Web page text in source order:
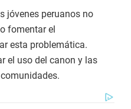
jóvenes peruanos no
fomentar el
esta problemática.
el uso del canon y las